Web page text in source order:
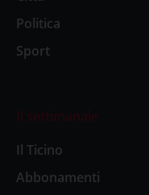
Politica
Sport
Il settimanale
Il Ticino
Abbonamenti